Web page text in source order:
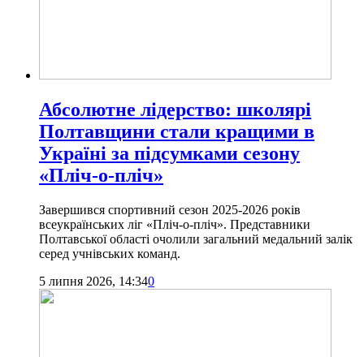
Абсолютне лідерство: школярі
Полтавщини стали кращими в
Україні за підсумками сезону
«Пліч-о-пліч»
Завершився спортивний сезон 2025-2026 років
всеукраїнських ліг «Пліч-о-пліч». Представники
Полтавської області очолили загальний медальний залік
серед учнівських команд.
5 липня 2026, 14:340